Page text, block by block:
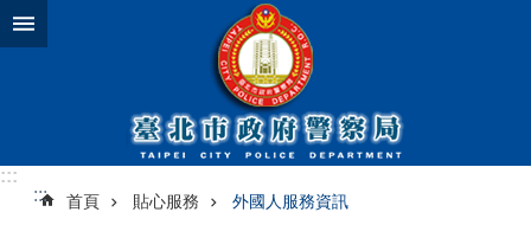
跳到主要內容區塊
:::
:::
首頁 貼心服務 外國人服務資訊